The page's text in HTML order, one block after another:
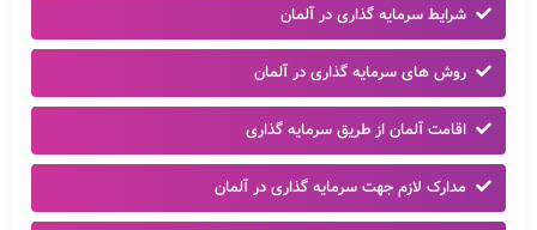
شرایط سرمایه گذاری در آلمان
روش های سرمایه گذاری در آلمان
اقامت آلمان از طریق سرمایه گذاری
مدارک لازم جهت سرمایه گذاری در آلمان